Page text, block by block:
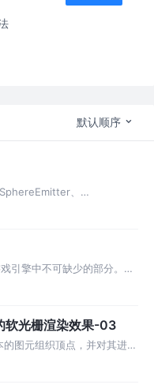
默认顺序
、
四种。ParticleEmitter类是
引擎中不可缺少的部分。
creator这种综合性的游
软光栅渲染效果-03
图元组织顶点，并对其进行
着色。 实践部分 图元装配